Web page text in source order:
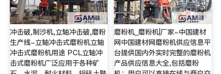
冲击破,制沙机,立轴冲击破,磨粉
生产线-立轴冲击式磨粉机立轴
冲击式磨粉机用途 PCL立轴冲
击式磨粉机广泛应用于各种矿
磨粉机_磨粉机|厂家-中国建材
网中国建材网磨粉机供应信息平
台提供国内外实时完整的磨粉机
产品供应信息大全,包括磨粉